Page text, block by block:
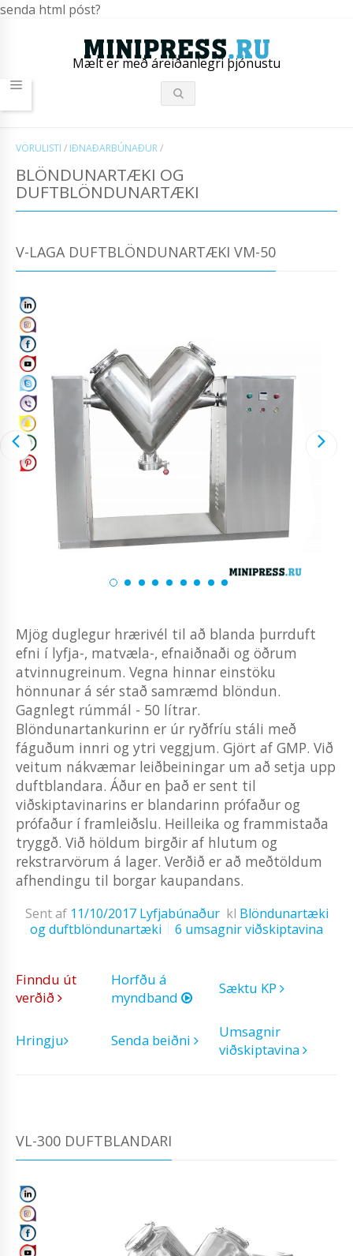
senda html póst?
Mælt er með áreiðanlegri þjónustu
VÖRULISTI / IÐNAÐARBÚNAÐUR/
BLÖNDUNARTÆKI OG
DUFTBLÖNDUNARTÆKI
V-LAGA DUFTBLÖNDUNARTÆKI VM-50
Mjög duglegur hrærivél til að blanda þurrduft
efni í lyfja-, matvæla-, efnaiðnaði og öðrum
atvinnugreinum. Vegna hinnar einstöku
hönnunar á sér stað samræmd blöndun.
Gagnlegt rúmmál - 50 lítrar.
Blöndunartankurinn er úr ryðfríu stáli með
fáguðum innri og ytri veggjum. Gjört af GMP. Við
veitum nákvæmar leiðbeiningar um að setja upp
duftblandara. Áður en það er sent til
viðskiptavinarins er blandarinn prófaður og
prófaður í framleiðslu. Heilleika og frammistaða
tryggð. Við höldum birgðir af hlutum og
rekstrarvörum á lager. Verðið er að meðtöldum
afhendingu til borgar kaupandans.
Sent af 11/10/2017 Lyfjabúnaður kl Blöndunartæki
og duftblöndunartæki
6 umsagnir viðskiptavina
Finndu út
verðið
Horfðu á
myndband
Sæktu KP
Hringju Senda beiðni
Umsagnir
viðskiptavina
VL-300 DUFTBLANDARI